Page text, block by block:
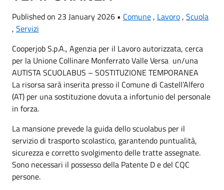
Published on 23 January 2026 • Comune, Lavoro, Scuola
, Servizi
Cooperjob S.p.A., Agenzia per il Lavoro autorizzata, cerca
per la Unione Collinare Monferrato Valle Versa un/una
AUTISTA SCUOLABUS – SOSTITUZIONE TEMPORANEA
La risorsa sarà inserita presso il Comune di Castell’Alfero
(AT) per una sostituzione dovuta a infortunio del personale
in forza.
La mansione prevede la guida dello scuolabus per il
servizio di trasporto scolastico, garantendo puntualità,
sicurezza e corretto svolgimento delle tratte assegnate.
Sono necessari il possesso della Patente D e del CQC
persone.